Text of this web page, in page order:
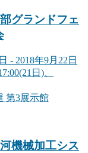
グランドフェ
- 2018年9月22日
日)、
第3展示館
機械加工シス